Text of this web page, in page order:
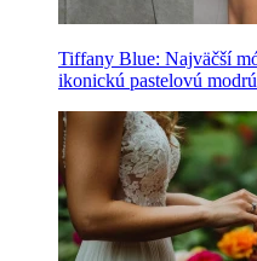
Tiffany Blue: Najväčší
ikonickú pastelovú